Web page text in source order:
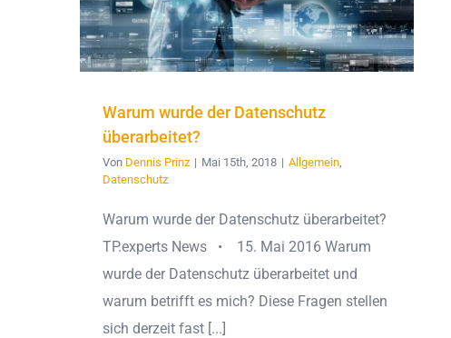
Warum wurde der Datenschutz
überarbeitet?
Von Dennis Prinz | Mai 15th, 2018 | Allgemein,
Datenschutz
Warum wurde der Datenschutz überarbeitet?
TP.experts News • 15. Mai 2016 Warum
wurde der Datenschutz überarbeitet und
warum betrifft es mich? Diese Fragen stellen
sich derzeit fast [...]